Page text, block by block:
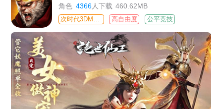
角色 4366人下载 460.62MB
高自由度 公平竞技